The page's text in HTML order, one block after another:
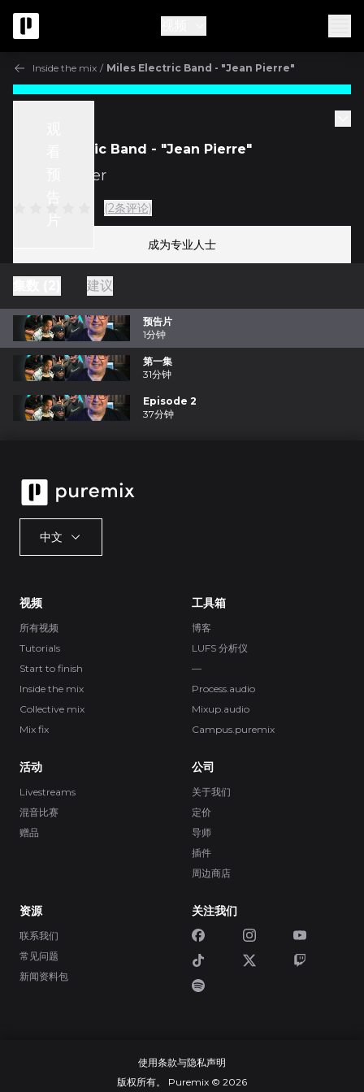
Inside the mix / Miles Electric Band - "Jean Pierre"
Miles Electric Band - "Jean Pierre"
Rich Keller
(2条评论)
成为专业人士
建议
预告片
1分钟
第一集
31分钟
Episode 2
37分钟
中文
视频
所有视频
Tutorials
Start to finish
Inside the mix
Collective mix
Mix fix
工具箱
博客
LUFS 分析仪
—
Process.audio
Mixup.audio
Campus.puremix
活动
Livestreams
混音比赛
赠品
公司
关于我们
定价
导师
插件
周边商店
资源
联系我们
常见问题
新闻资料包
关注我们
使用条款与隐私声明
版权所有。 Puremix © 2026